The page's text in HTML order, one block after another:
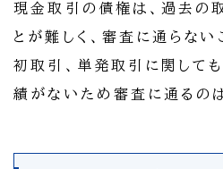
現金取引の債権は、過去の
とが難しく、審査に通らない
初取引、単発取引に関して
績がないため審査に通るのは